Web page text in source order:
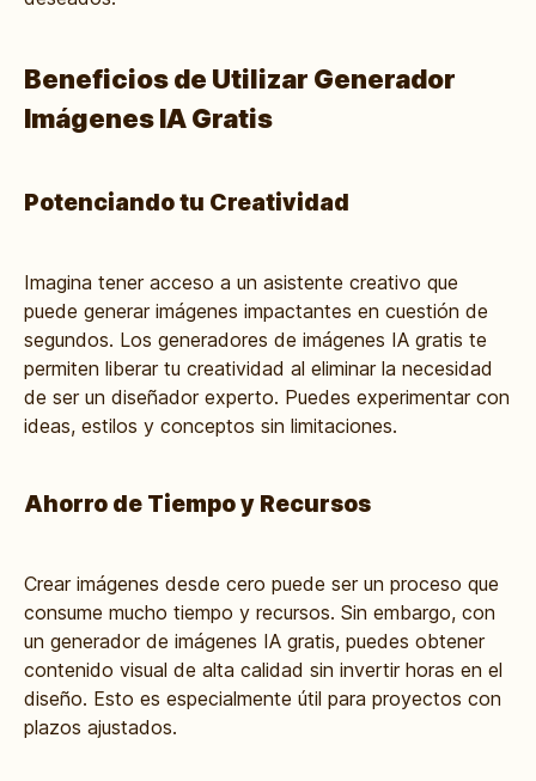
Beneficios de Utilizar Generador
Imágenes IA Gratis
Potenciando tu Creatividad
Imagina tener acceso a un asistente creativo que
puede generar imágenes impactantes en cuestión de
segundos. Los generadores de imágenes IA gratis te
permiten liberar tu creatividad al eliminar la necesidad
de ser un diseñador experto. Puedes experimentar con
ideas, estilos y conceptos sin limitaciones.
Ahorro de Tiempo y Recursos
Crear imágenes desde cero puede ser un proceso que
consume mucho tiempo y recursos. Sin embargo, con
un generador de imágenes IA gratis, puedes obtener
contenido visual de alta calidad sin invertir horas en el
diseño. Esto es especialmente útil para proyectos con
plazos ajustados.